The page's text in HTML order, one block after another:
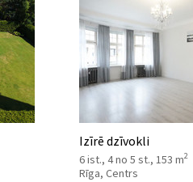
Izīrē dzīvokli
6 ist., 4 no 5 st., 153 m2
Rīga, Centrs